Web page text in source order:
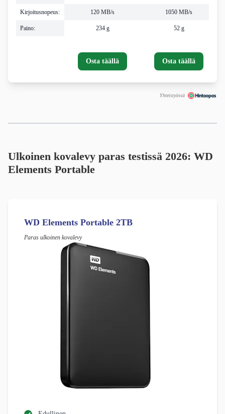
Kirjoitusnopeus:
Paino:
120 MB/s
234 g
Osta täällä
1050 MB/s
52 g
Osta täällä
Yhteistyössä
Ulkoinen kovalevy paras testissä 2026: WD
Elements Portable
WD Elements Portable 2TB
Paras ulkoinen kovalevy